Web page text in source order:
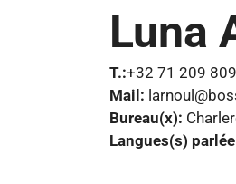
Luna
T.:+32 71 209 809
Mail:
Bureau(x):
Langues(s)